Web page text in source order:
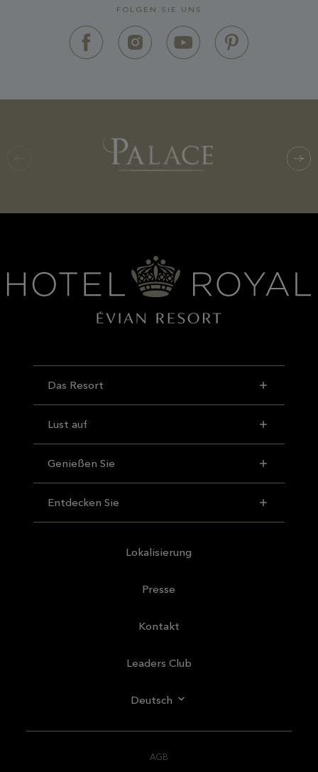
FOLGEN SIE UNS
Das Resort
Lust auf
Genießen Sie
Entdecken Sie
Lokalisierung
Presse
Kontakt
Leaders Club
Deutsch
AGB